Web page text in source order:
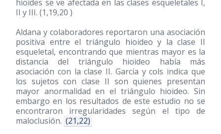
hioides se ve afectada en las clases esqueletales I,
II y III. (1,19,20 )
Aldana y colaboradores reportaron una asociación
positiva entre el triángulo hioideo y la clase II
esqueletal, encontrando que mientras mayor es la
distancia del triángulo hioideo había más
asociación con la clase II. García y cols indica que
los sujetos con clase II son quienes presentan
mayor anormalidad en el triángulo hioideo. Sin
embargo en los resultados de este estudio no se
encontraron irregularidades según el tipo de
maloclusión. (21,22)